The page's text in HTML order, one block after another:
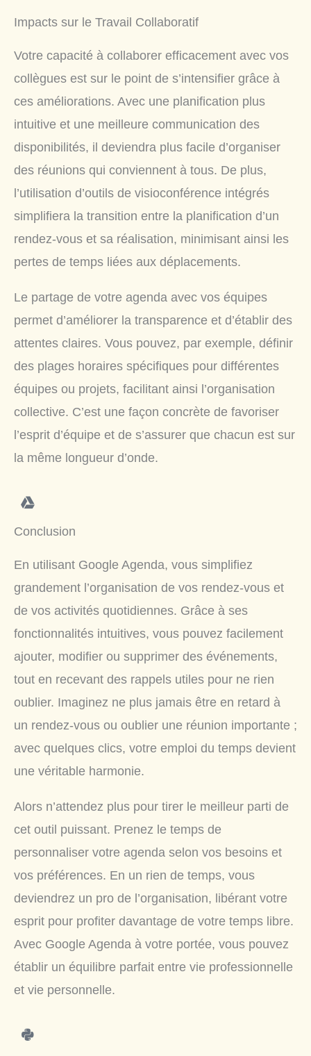
Impacts sur le Travail Collaboratif
Votre capacité à collaborer efficacement avec vos
collègues est sur le point de s’intensifier grâce à
ces améliorations. Avec une planification plus
intuitive et une meilleure communication des
disponibilités, il deviendra plus facile d’organiser
des réunions qui conviennent à tous. De plus,
l’utilisation d’outils de visioconférence intégrés
simplifiera la transition entre la planification d’un
rendez-vous et sa réalisation, minimisant ainsi les
pertes de temps liées aux déplacements.
Le partage de votre agenda avec vos équipes
permet d’améliorer la transparence et d’établir des
attentes claires. Vous pouvez, par exemple, définir
des plages horaires spécifiques pour différentes
équipes ou projets, facilitant ainsi l’organisation
collective. C’est une façon concrète de favoriser
l’esprit d’équipe et de s’assurer que chacun est sur
la même longueur d’onde.
Conclusion
En utilisant Google Agenda, vous simplifiez
grandement l’organisation de vos rendez-vous et
de vos activités quotidiennes. Grâce à ses
fonctionnalités intuitives, vous pouvez facilement
ajouter, modifier ou supprimer des événements,
tout en recevant des rappels utiles pour ne rien
oublier. Imaginez ne plus jamais être en retard à
un rendez-vous ou oublier une réunion importante ;
avec quelques clics, votre emploi du temps devient
une véritable harmonie.
Alors n’attendez plus pour tirer le meilleur parti de
cet outil puissant. Prenez le temps de
personnaliser votre agenda selon vos besoins et
vos préférences. En un rien de temps, vous
deviendrez un pro de l’organisation, libérant votre
esprit pour profiter davantage de votre temps libre.
Avec Google Agenda à votre portée, vous pouvez
établir un équilibre parfait entre vie professionnelle
et vie personnelle.